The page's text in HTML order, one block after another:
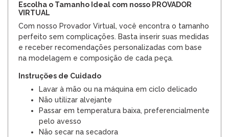
Escolha o Tamanho Ideal com nosso PROVADOR
VIRTUAL
Com nosso Provador Virtual, você encontra o tamanho
perfeito sem complicações. Basta inserir suas medidas
e receber recomendações personalizadas com base
na modelagem e composição de cada peça.
Instruções de Cuidado
Lavar à mão ou na máquina em ciclo delicado
Não utilizar alvejante
Passar em temperatura baixa, preferencialmente
pelo avesso
Não secar na secadora